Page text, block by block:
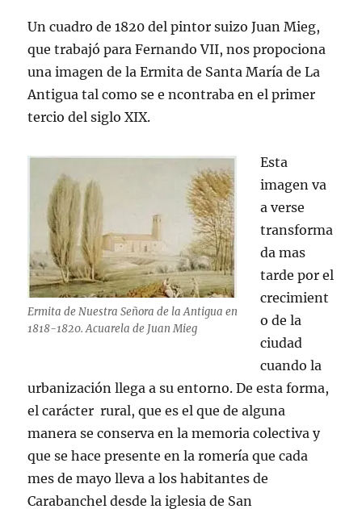
Un cuadro de 1820 del pintor suizo Juan Mieg,
que trabajó para Fernando VII, nos propociona
una imagen de la Ermita de Santa María de La
Antigua tal como se e ncontraba en el primer
tercio del siglo XIX.
Ermita de Nuestra Señora de la Antigua en
1818-1820. Acuarela de Juan Mieg
Esta
imagen va
a verse
transforma
da mas
tarde por el
crecimient
o de la
ciudad
cuando la
urbanización llega a su entorno. De esta forma,
el carácter rural, que es el que de alguna
manera se conserva en la memoria colectiva y
que se hace presente en la romería que cada
mes de mayo lleva a los habitantes de
Carabanchel desde la iglesia de San